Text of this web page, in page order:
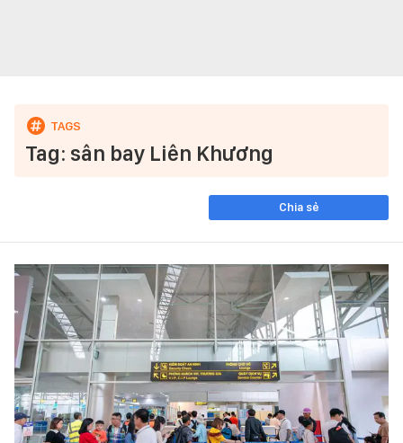
Tag: sân bay Liên Khương
Chia sẻ